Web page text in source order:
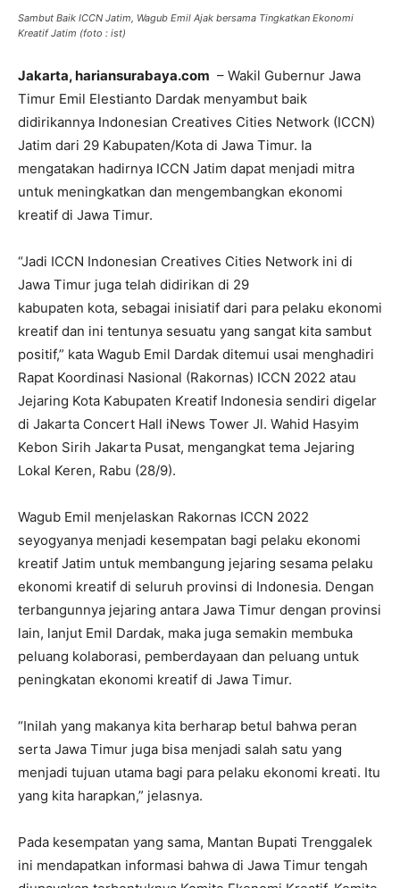
Sambut Baik ICCN Jatim, Wagub Emil Ajak bersama Tingkatkan Ekonomi
Kreatif Jatim (foto : ist)
Jakarta, hariansurabaya.com – Wakil Gubernur Jawa
Timur Emil Elestianto Dardak menyambut baik
didirikannya Indonesian Creatives Cities Network (ICCN)
Jatim dari 29 Kabupaten/Kota di Jawa Timur. Ia
mengatakan hadirnya ICCN Jatim dapat menjadi mitra
untuk meningkatkan dan mengembangkan ekonomi
kreatif di Jawa Timur.
“Jadi ICCN Indonesian Creatives Cities Network ini di
Jawa Timur juga telah didirikan di 29
kabupaten kota, sebagai inisiatif dari para pelaku ekonomi
kreatif dan ini tentunya sesuatu yang sangat kita sambut
positif,” kata Wagub Emil Dardak ditemui usai menghadiri
Rapat Koordinasi Nasional (Rakornas) ICCN 2022 atau
Jejaring Kota Kabupaten Kreatif Indonesia sendiri digelar
di Jakarta Concert Hall iNews Tower Jl. Wahid Hasyim
Kebon Sirih Jakarta Pusat, mengangkat tema Jejaring
Lokal Keren, Rabu (28/9).
Wagub Emil menjelaskan Rakornas ICCN 2022
seyogyanya menjadi kesempatan bagi pelaku ekonomi
kreatif Jatim untuk membangung jejaring sesama pelaku
ekonomi kreatif di seluruh provinsi di Indonesia. Dengan
terbangunnya jejaring antara Jawa Timur dengan provinsi
lain, lanjut Emil Dardak, maka juga semakin membuka
peluang kolaborasi, pemberdayaan dan peluang untuk
peningkatan ekonomi kreatif di Jawa Timur.
“Inilah yang makanya kita berharap betul bahwa peran
serta Jawa Timur juga bisa menjadi salah satu yang
menjadi tujuan utama bagi para pelaku ekonomi kreati. Itu
yang kita harapkan,” jelasnya.
Pada kesempatan yang sama, Mantan Bupati Trenggalek
ini mendapatkan informasi bahwa di Jawa Timur tengah